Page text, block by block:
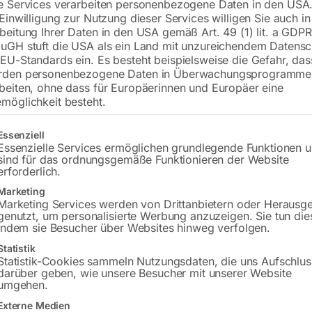
AHS 2100×16 mm
Preis auf Anfrage
Versandkosten Standard (Österreich):€
Services verarbeiten personenbezogene Daten in den
zur Nutzung dieser Services willigen Sie auch
Ihrer Daten in den USA gemäß Art. 49 (1) lit. a
stuft die USA als ein Land mit unzureichendem
Standards ein. Es besteht beispielsweise die Gefahr,
personenbezogene Daten in
ohne dass für Europäerinnen und Europäer eine
besteht.
eine Liste der Service-Gruppen, für die eine Einwilligung erteilt
Services ermöglichen grundlegende Funktionen
für das ordnungsgemäße Funktionieren der Website
Services werden von Drittanbietern oder
um personalisierte Werbung anzuzeigen. Sie tun
sie Besucher über Websites hinweg verfolgen.
Cookies sammeln Nutzungsdaten, die uns
geben, wie unsere Besucher mit unserer Website
Medien